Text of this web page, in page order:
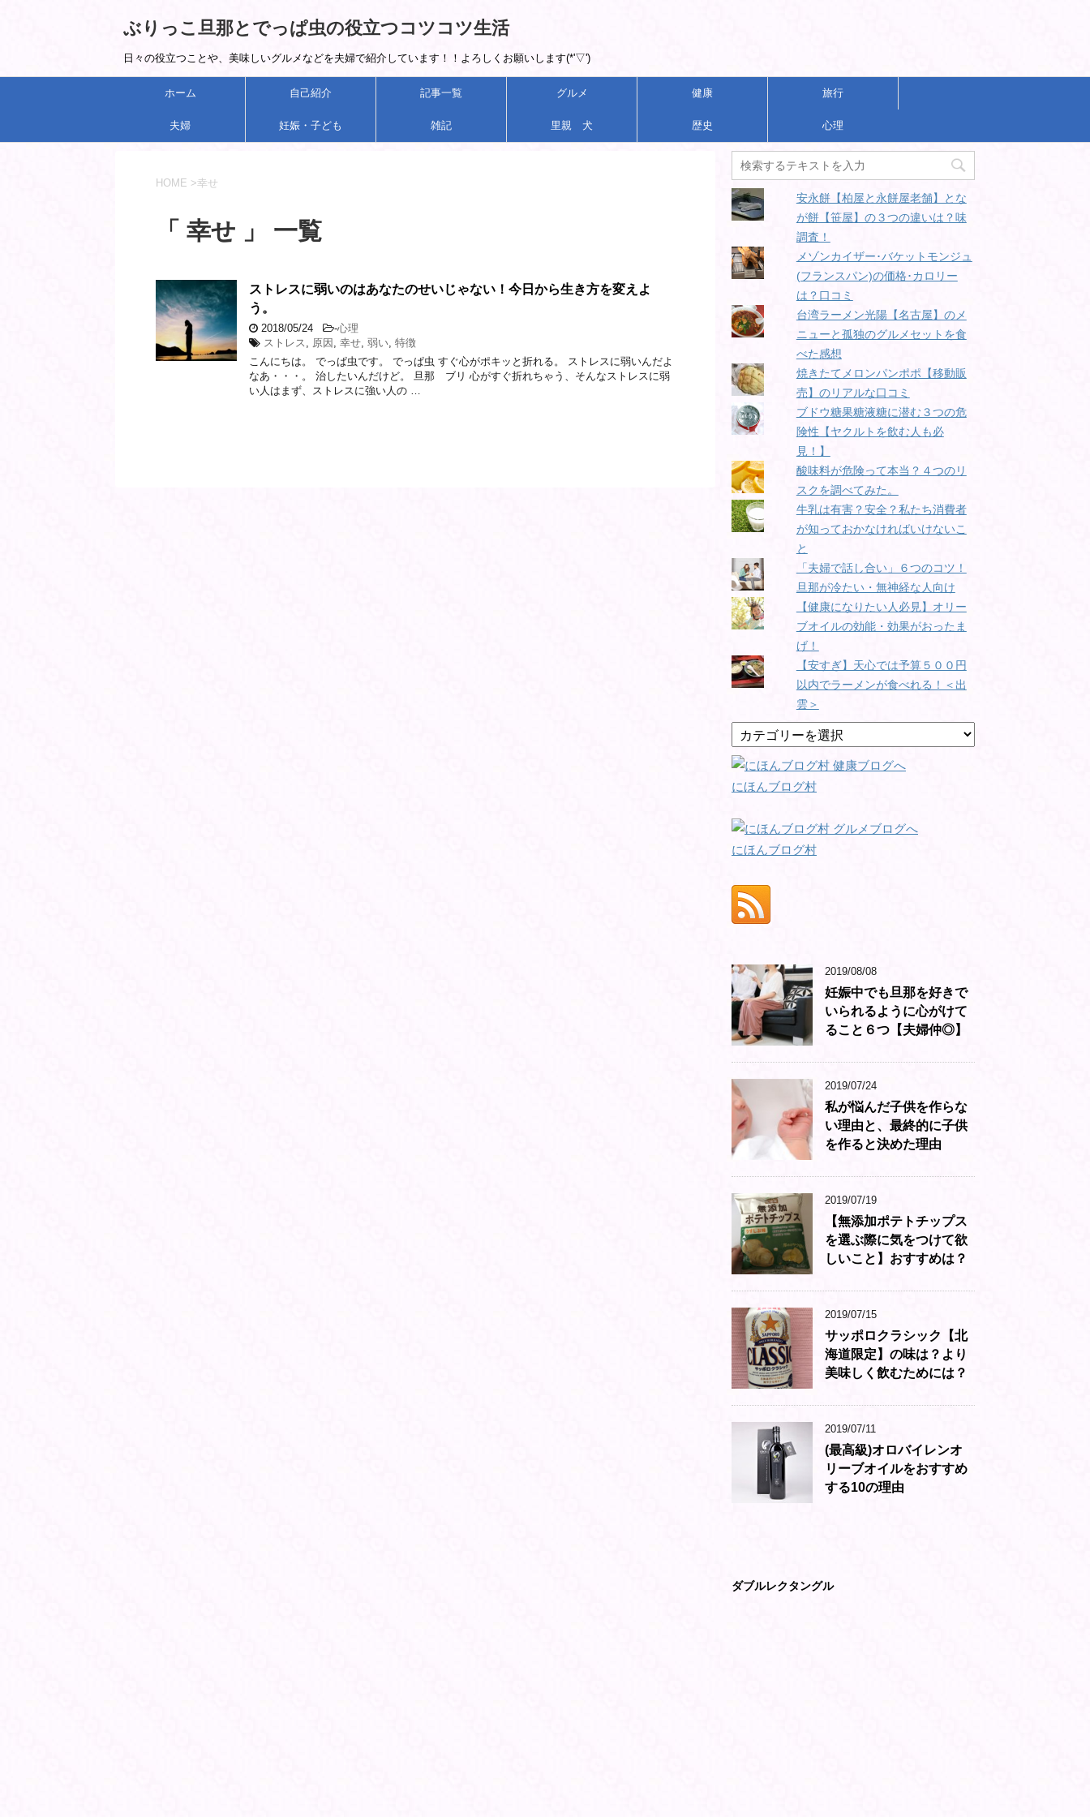
ぶりっこ旦那とでっぱ虫の役立つコツコツ生活
日々の役立つことや、美味しいグルメなどを夫婦で紹介しています！！よろしくお願いします(*'▽')
ホーム 自己紹介 記事一覧 グルメ 健康 旅行
夫婦 妊娠・子ども 雑記 里親 犬 歴史 心理
HOME >幸せ
「 幸せ 」 一覧
ストレスに弱いのはあなたのせいじゃない！今日から生き方を変えよ
う。
2018/05/24 -心理
ストレス , 原因 , 幸せ, 弱い, 特徴
こんにちは。 でっぱ虫です。 でっぱ虫 すぐ心がポキッと折れる。 ストレスに弱いんだよ
なあ・・・。 治したいんだけど。 旦那 ブリ 心がすぐ折れちゃう、そんなストレスに弱
い人はまず、ストレスに強い人の …
安永餅【柏屋と永餅屋老舗】とな
が餅【笹屋】の３つの違いは？味
調査！
メゾンカイザー･バケットモンジュ
(フランスパン)の価格･カロリー
は？口コミ
台湾ラーメン光陽【名古屋】のメ
ニューと孤独のグルメセットを食
べた感想
焼きたてメロンパンポポ【移動販
売】のリアルな口コミ
ブドウ糖果糖液糖に潜む３つの危
険性【ヤクルトを飲む人も必
見！】
酸味料が危険って本当？４つのリ
スクを調べてみた。
牛乳は有害？安全？私たち消費者
が知っておかなければいけないこ
と
「夫婦で話し合い」６つのコツ！
旦那が冷たい・無神経な人向け
【健康になりたい人必見】オリー
ブオイルの効能・効果がおったま
げ！
【安すぎ】天心では予算５００円
以内でラーメンが食べれる！＜出
雲＞
テ
ゴ
リ
ー
にほんブログ村
にほんブログ村
2019/08/08
妊娠中でも旦那を好きで
いられるように心がけて
ること６つ【夫婦仲◎】
2019/07/24
私が悩んだ子供を作らな
い理由と、最終的に子供
を作ると決めた理由
2019/07/19
【無添加ポテトチップス
を選ぶ際に気をつけて欲
しいこと】おすすめは？
2019/07/15
サッポロクラシック【北
海道限定】の味は？より
美味しく飲むためには？
2019/07/11
(最高級)オロバイレンオ
リーブオイルをおすすめ
する10の理由
ダブルレクタングル